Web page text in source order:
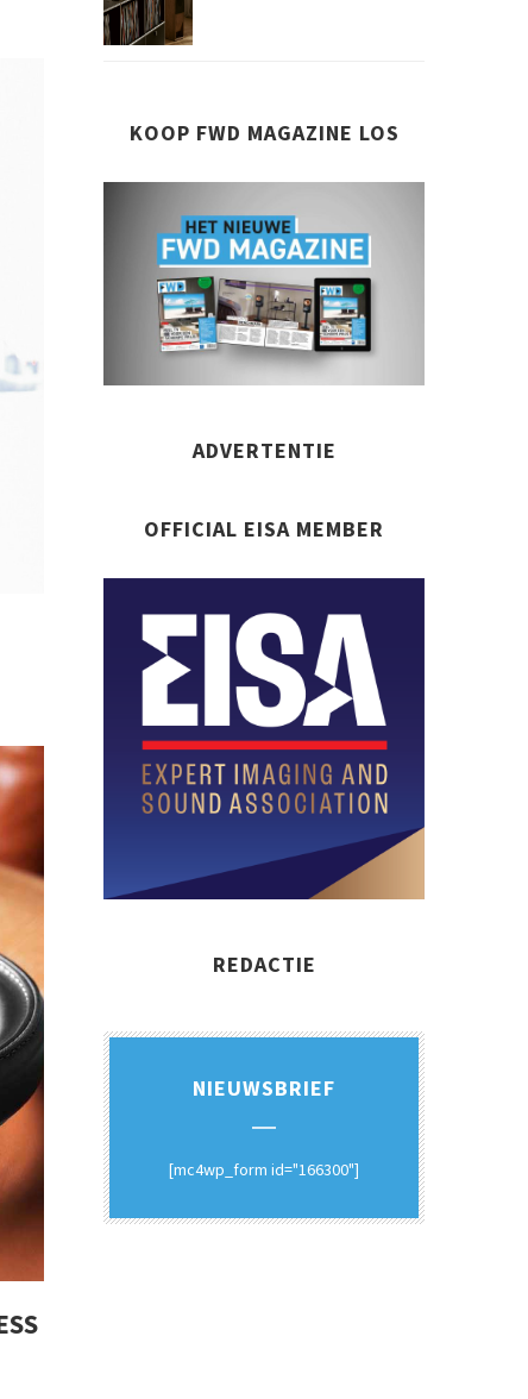
KOOP FWD MAGAZINE LOS
ADVERTENTIE
OFFICIAL EISA MEMBER
REDACTIE
NIEUWSBRIEF
[mc4wp_form id="166300"]